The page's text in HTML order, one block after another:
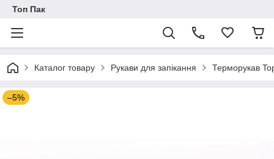
Топ Пак
Каталог товару Рукави для запікання Терморукав
–5%